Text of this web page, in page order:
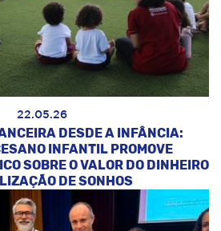
22.05.26
DESDE A INFÂNCIA:
INFANTIL PROMOVE
SOBRE O VALOR DO DINHEIRO
DE SONHOS